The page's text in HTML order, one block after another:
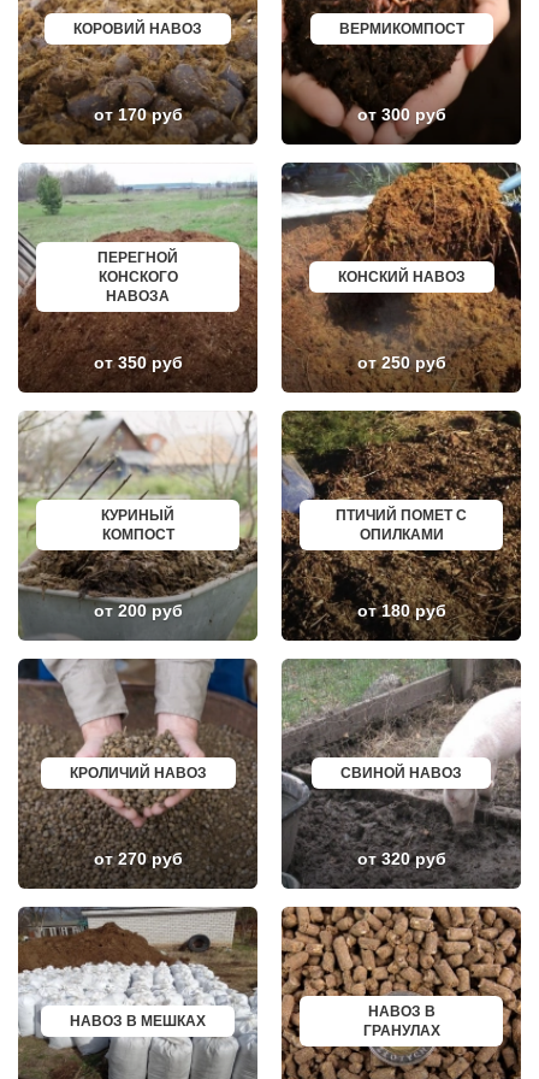
ДОРОХОВО
ДРЕЗНА
ДРУЖБА
ДУБКИ
ДУБНА
ДУБОВАЯ РОЩА
ЕГОРЬЕВСК
ЖЕЛЕЗНОДОРОЖНЫЙ
ЖИЛЕВО
ЖУКОВСКИЙ
ЗАГОРЯНСКИЙ
ЗАПРУДНЯ
ЗАРАЙСК
ЗАРЕЧЬЕ
ЗВЕНИГОРОД
ЗЕЛЕНОГРАД
ЗЕЛЕНОГРАДСКИЙ
ЗНАМЯ ОКТЯБРЯ
ИВАНТЕЕВКА
ИКША
ИСТРА
КАЛИНИНЕЦ
КАШИРА
КИЕВСКИЙ
КЛИМОВСК
КЛИН
КЛЯЗЬМА
КНУТОВО
КОЖИНО
КОКОШКИНО
КОЛЮБАКИНО
КОММУНАРКА
КОРЕНЕВО
КОРОЛЕВ
КОСИНО
КОТЕЛЬНИКИ
КРАСКОВО
КРАСНАЯ ПАХРА
КРАСНОАРМЕЙСК
КРАСНОГОРСК
КРАСНОЗАВОДСК
КРАСНОЗНАМЕНСК
КРАТОВО
КРЮКОВО
КУБИНКА
КУРОВСКОЕ
ЛЕСНОЙ
ЛЕТОВО
ЛИКИНО-ДУЛЕВО
ЛОБАНОВО
ЛОБНЯ
ЛОПАТИНСКИЙ
ЛОСИНО-ПЕТРОВСКИЙ
ЛОТОШИНО
ЖЕЛЕЗНОГОРСК
АСБЕСТ
БОРИСОГЛЕБСК
БУЗУЛУК
ЕССЕНТУКИ
КАНСК
ТОСНО
ЭЛИСТА
ХАСАВЮРТ
УХТА
НОРИЛЬСК
РЕЖ
НОВОАЛТАЙСК
НЕВИННОМЫССК
ГОРНО АЛТАЙСК
КИНЕШМА
СЕРОВ
АЛЬМЕТЬЕВСК
ГРОЗНЫЙ
ЗЛАТОУСТ
НОВОЧЕБОКСАРСК
МИРНЫЙ
ГЕОРГИЕВСК
НОВОКУЙБЫШЕВСК
МИНЕРАЛЬНЫЕ ВОДЫ
ЕЛАБУГА
ЕЛЕЦ
ПАВЛОВО
КИСЛОВОДСК
КРОПОТКИН
УСОЛЬЕ
НИЖНЕВАРТОВСК
КОРЕНОВСК
ПИОНЕРСКИЙ
КИРИШИ
САРОВ
ЧАПАЕВСК
АЛЕКСИН
БЕЛОРЕЧЕНСК
БОЛЬШОЙ КАМЕНЬ
КИРЖАЧ
ПРИОЗЕРСК
САЛЬСК
ТОБОЛЬСК
ВОТКИНСК
КИЗЛЯР
НЕФТЕЮГАНСК
ВОЛХОВ
САЛАВАТ
СОСНОВЫЙ БОР
РЕВДА
ГАГАРИН
ПОЧИНОК
ГУСЕВ
КАНАШ
КОРОВИЙ НАВОЗ
от 170 руб
ВЕРМИКОМПОСТ
от 300 руб
ПЕРЕГНОЙ
КОНСКОГО
НАВОЗА
от 350 руб
КОНСКИЙ НАВОЗ
от 250 руб
КУРИНЫЙ
КОМПОСТ
от 200 руб
ПТИЧИЙ ПОМЕТ С
ОПИЛКАМИ
от 180 руб
КРОЛИЧИЙ НАВОЗ
от 270 руб
СВИНОЙ НАВОЗ
от 320 руб
НАВОЗ В МЕШКАХ
НАВОЗ В
ГРАНУЛАХ